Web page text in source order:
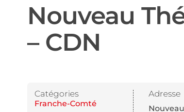
Nouveau
– CDN
Catégories
Franche-Comté
Adresse